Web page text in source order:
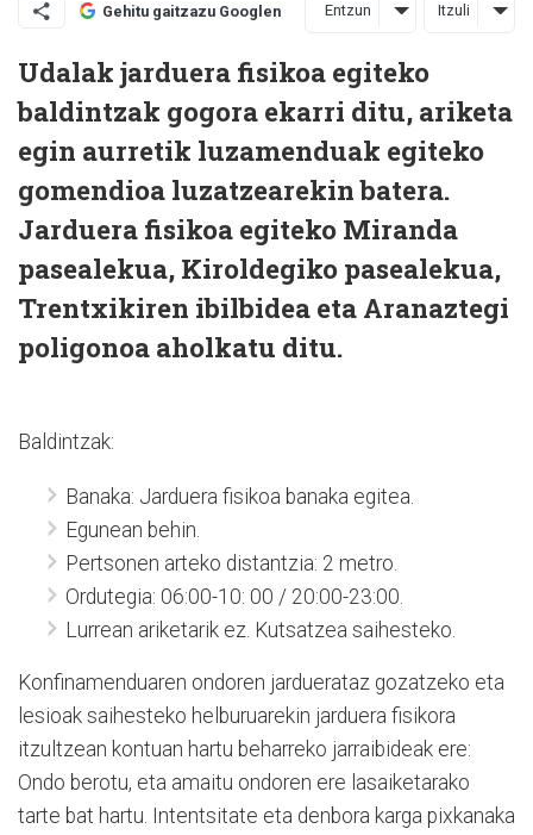
Gehitu gaitzazu Googlen Entzun Itzuli
Udalak jarduera fisikoa egiteko
baldintzak gogora ekarri ditu, ariketa
egin aurretik luzamenduak egiteko
gomendioa luzatzearekin batera.
Jarduera fisikoa egiteko Miranda
pasealekua, Kiroldegiko pasealekua,
Trentxikiren ibilbidea eta Aranaztegi
poligonoa aholkatu ditu.
Baldintzak:
Banaka: Jarduera fisikoa banaka egitea.
Egunean behin.
Pertsonen arteko distantzia: 2 metro.
Ordutegia: 06:00-10: 00 / 20:00-23:00.
Lurrean ariketarik ez. Kutsatzea saihesteko.
Konfinamenduaren ondoren jarduerataz gozatzeko eta
lesioak saihesteko helburuarekin jarduera fisikora
itzultzean kontuan hartu beharreko jarraibideak ere:
Ondo berotu, eta amaitu ondoren ere lasaiketarako
tarte bat hartu. Intentsitate eta denbora karga pixkanaka